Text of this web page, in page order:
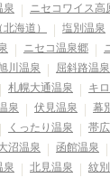
泉 ニセコワイス高
海道） 塩別温泉
ニセコ温泉郷
川温泉 屈斜路温泉
札幌大通温泉
キ
泉 伏見温泉
幕
くったり温泉
帯
沼温泉 函館温泉
泉 北見温泉 紋